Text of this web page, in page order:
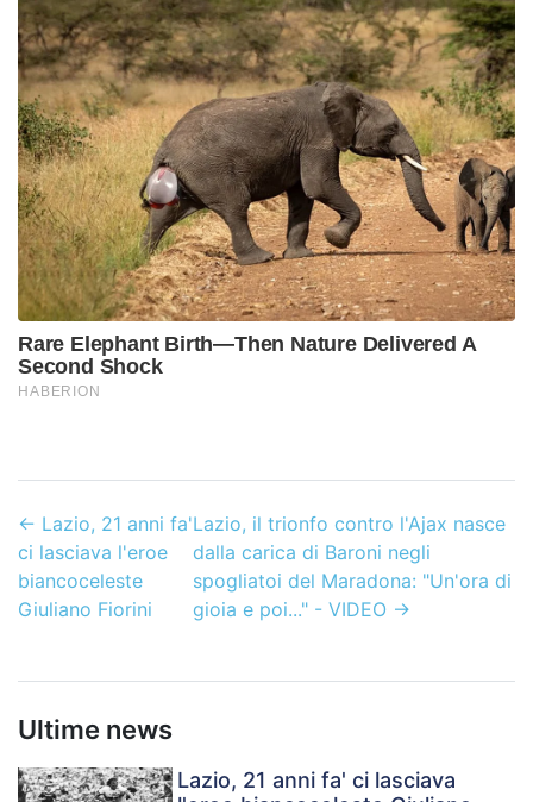
← Lazio, 21 anni fa'
ci lasciava l'eroe
biancoceleste
Giuliano Fiorini
Lazio, il trionfo contro l'Ajax nasce
dalla carica di Baroni negli
spogliatoi del Maradona: "Un'ora di
gioia e poi..." - VIDEO →
Ultime news
Lazio, 21 anni fa' ci lasciava